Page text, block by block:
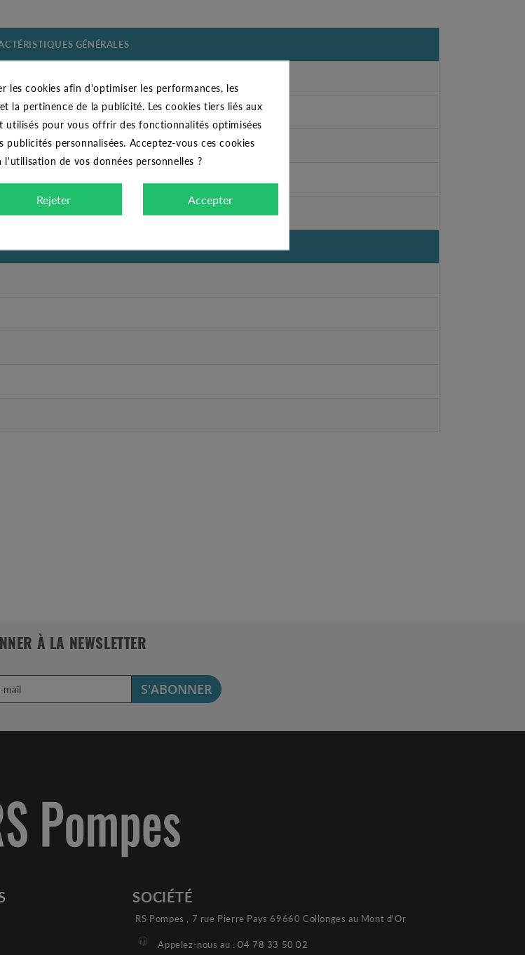
GÉNÉRALES
mm mâle-femelle droit
À LA NEWSLETTER
S'ABONNER
SOCIÉTÉ
RS Pompes , 7 rue Pierre Pays 69660 Collonges au Mont d'Or
Appelez-nous au :04 78 33 50 02
les cookies afin d'optimiser les performances, les
la pertinence de la publicité. Les cookies tiers liés aux
utilisés pour vous offrir des fonctionnalités optimisées
publicités personnalisées. Acceptez-vous ces cookies
de vos données personnelles ?
Rejeter Accepter